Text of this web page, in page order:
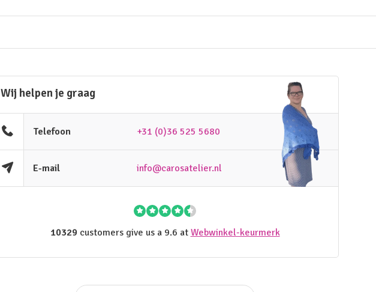
Wij helpen je graag
Telefoon +31 (0)36 525 5680
E-mail info@carosatelier.nl
10329customers give us a 9.6 at Webwinkel-keurmerk